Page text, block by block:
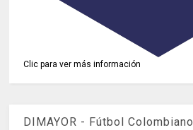
Clic para ver más información
DIMAYOR - Fútbol Colombiano